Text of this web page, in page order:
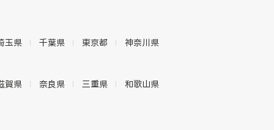
玉県 千葉県 東京都 神奈川県
賀県 奈良県 三重県 和歌山県